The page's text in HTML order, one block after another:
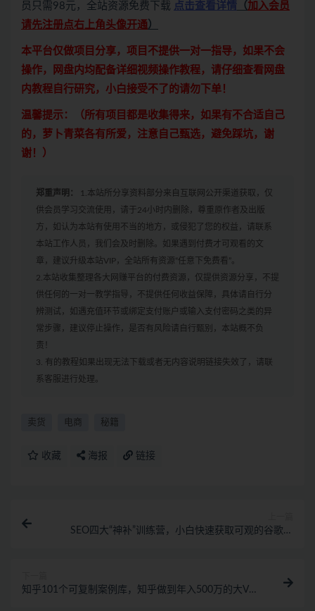
员只需98元，全站资源免费下载 点击查看详情 （加入会员
请先注册点右上角头像开通）
本平台仅做项目分享，项目不提供一对一指导，如果不会
操作，网盘内均配备详细视频操作教程，请仔细查看网盘
内教程自行研究，小白接受不了的请勿下单！
温馨提示：（所有项目都是收集得来，如果有不合适自己
的，萝卜青菜各有所爱，注意自己甄选，避免踩坑，谢
谢！）
郑重声明：
1.本站所分享资料部分来自互联网公开渠道获取，仅
供会员学习交流使用，请于24小时内删除，尊重原作者及出版
方，如认为本站有使用不当的地方，或侵犯了您的权益，请联系
本站工作人员，我们会及时删除。如果遇到付费才可观看的文
章，建议升级本站VIP，全站所有资源“任意下免费看”。
2.本站收集整理各大网赚平台的付费资源，仅提供资源分享，不提
供任何的一对一教学指导，不提供任何收益保障，具体请自行分
辨测试，如遇充值环节或绑定支付账户或输入支付密码之类的异
常步骤，建议停止操作，是否有风险请自行甄别，本站概不负
责！
3. 有的教程如果出现无法下载或者无内容说明链接失效了，请联
系客服进行处理。
卖货 电商 秘籍
收藏 海报 链接
SEO四大“神补”训练营，小白快速获取可观的谷歌流
知乎101个可复制案例库，知乎做到年入500万的大V整